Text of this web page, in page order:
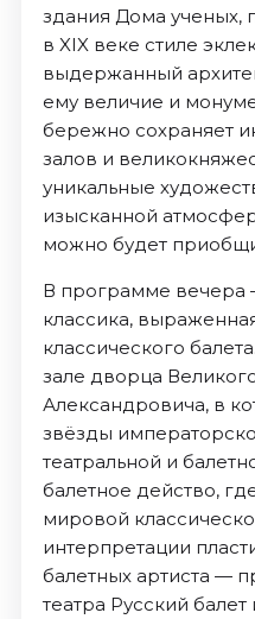
здания Дома ученых,
в XIX веке стиле
выдержанный
ему величие и
бережно сохраняет
залов и
уникальные
изысканной
можно будет
В программе вечера
классика,
классического
зале дворца
Александровича, в
звёзды
театральной и
балетное действо,
мировой
интерпретации
балетных артиста —
театра Русский